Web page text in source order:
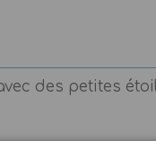
des petites